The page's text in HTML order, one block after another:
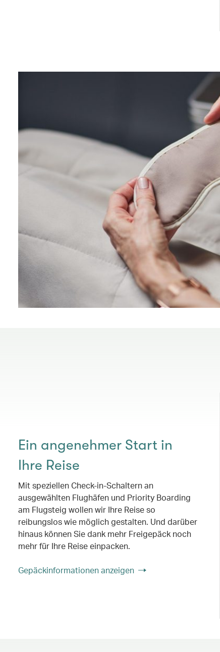
Ein angenehmer Start in
Ihre Reise
Mit speziellen Check-in-Schaltern an
ausgewählten Flughäfen und Priority Boarding
am Flugsteig wollen wir Ihre Reise so
reibungslos wie möglich gestalten. Und darüber
hinaus können Sie dank mehr Freigepäck noch
mehr für Ihre Reise einpacken.
Gepäckinformationen anzeigen